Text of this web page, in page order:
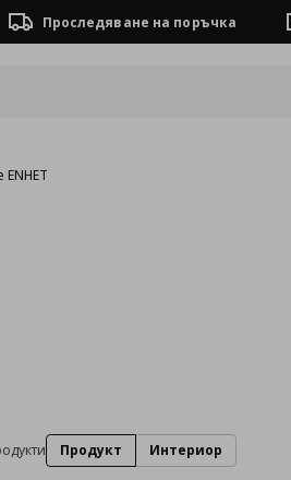
Проследяване на поръчка
Продукт Интериор